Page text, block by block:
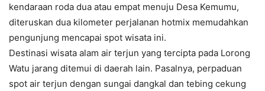
kendaraan roda dua atau empat menuju Desa Kemumu,
diteruskan dua kilometer perjalanan hotmix memudahkan
pengunjung mencapai spot wisata ini.
Destinasi wisata alam air terjun yang tercipta pada Lorong
Watu jarang ditemui di daerah lain. Pasalnya, perpaduan
spot air terjun dengan sungai dangkal dan tebing cekung